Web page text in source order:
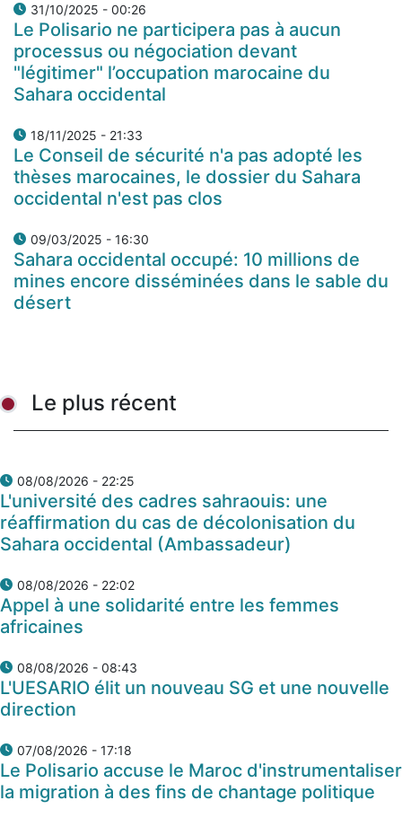
31/10/2025 - 00:26
Le Polisario ne participera pas à aucun
processus ou négociation devant
"légitimer" l’occupation marocaine du
Sahara occidental
18/11/2025 - 21:33
Le Conseil de sécurité n'a pas adopté les
thèses marocaines, le dossier du Sahara
occidental n'est pas clos
09/03/2025 - 16:30
Sahara occidental occupé: 10 millions de
mines encore disséminées dans le sable du
désert
Le plus récent
08/08/2026 - 22:25
L'université des cadres sahraouis: une
réaffirmation du cas de décolonisation du
Sahara occidental (Ambassadeur)
08/08/2026 - 22:02
Appel à une solidarité entre les femmes
africaines
08/08/2026 - 08:43
L'UESARIO élit un nouveau SG et une nouvelle
direction
07/08/2026 - 17:18
Le Polisario accuse le Maroc d'instrumentaliser
la migration à des fins de chantage politique